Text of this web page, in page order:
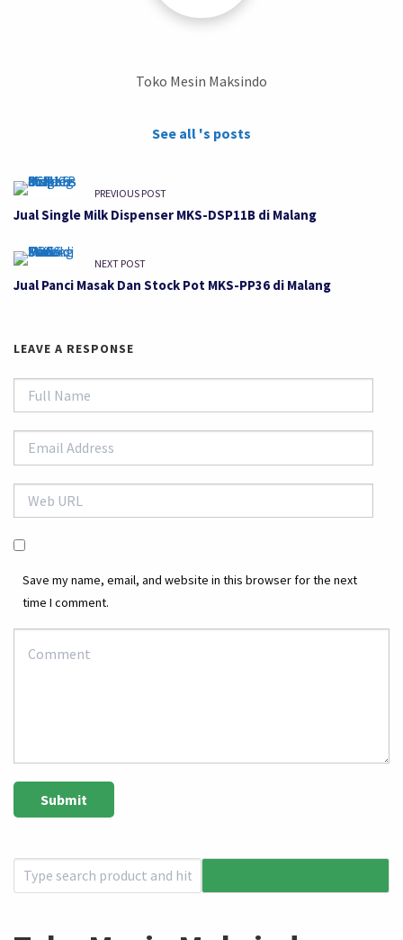
Toko Mesin Maksindo
See all 's posts
PREVIOUS POST
Jual Single Milk Dispenser MKS-DSP11B di Malang
NEXT POST
Jual Panci Masak Dan Stock Pot MKS-PP36 di Malang
LEAVE A RESPONSE
Save my name, email, and website in this browser for the next
time I comment.